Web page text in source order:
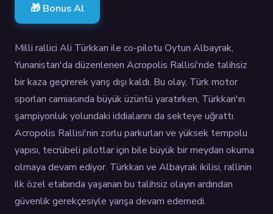
🎁 Bonus Al
Milli rallici Ali Türkkan ile co-pilotu Oytun Albayrak,
Yunanistan'da düzenlenen Acropolis Rallisi'nde talihsiz
bir kaza geçirerek yarış dışı kaldı. Bu olay, Türk motor
sporları camiasında büyük üzüntü yaratırken, Türkkan'ın
şampiyonluk yolundaki iddialarını da sekteye uğrattı.
Acropolis Rallisi'nin zorlu parkurları ve yüksek tempolu
yapısı, tecrübeli pilotlar için bile büyük bir meydan okuma
olmaya devam ediyor. Türkkan ve Albayrak ikilisi, rallinin
ilk özel etabında yaşanan bu talihsiz olayın ardından
güvenlik gerekçesiyle yarışa devam edemedi.